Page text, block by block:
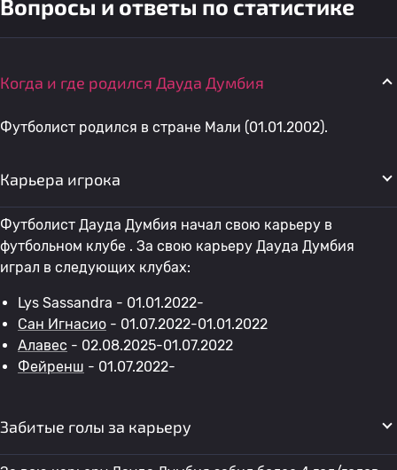
Вопросы и ответы по статистике
Когда и где родился Дауда Думбия
Футболист родился в стране Мали (01.01.2002).
Карьера игрока
Футболист Дауда Думбия начал свою карьеру в
футбольном клубе . За свою карьеру Дауда Думбия
играл в следующих клубах:
Lys Sassandra - 01.01.2022-
Сан Игнасио - 01.07.2022-01.01.2022
Алавес - 02.08.2025-01.07.2022
Фейренш - 01.07.2022-
Забитые голы за карьеру